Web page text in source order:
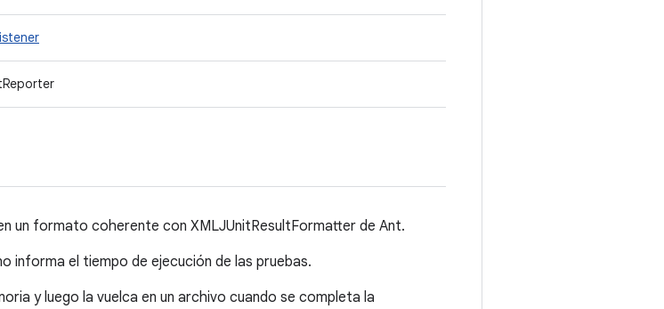
un formato coherente con XMLJUnitResultFormatter de Ant.
informa el tiempo de ejecución de las pruebas.
y luego la vuelca en un archivo cuando se completa la